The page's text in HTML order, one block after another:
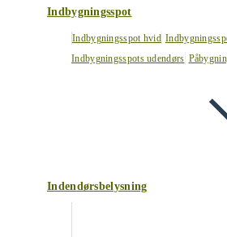
Indbygningsspot
Indbygningsspot hvid
Indbygningsspots udendørs
Indendørsbelysning